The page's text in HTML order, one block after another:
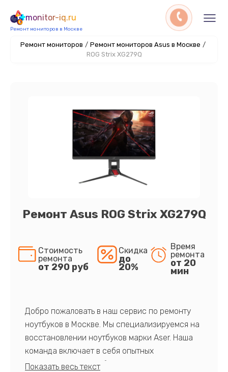
monitor-iq.ru
Ремонт мониторов в Москве
Ремонт мониторов / Ремонт мониторов Asus в Москве /
ROG Strix XG279Q
Ремонт Asus ROG Strix XG279Q
Стоимость
ремонта
от 290 руб
Скидка
до
20%
Время
ремонта
от 20
мин
Добро пожаловать в наш сервис по ремонту
ноутбуков в Москве. Мы специализируемся на
восстановлении ноутбуков марки Aser. Наша
команда включает в себя опытных
профессионалов с обширными знаниями и